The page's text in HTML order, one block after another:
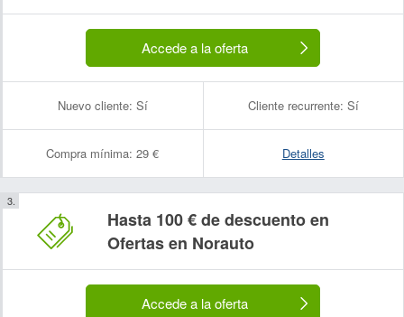
Accede a la oferta
Nuevo cliente: Sí Cliente recurrente: Sí
Compra mínima: 29 € Detalles
Hasta 100 € de descuento en
Ofertas en Norauto
Accede a la oferta